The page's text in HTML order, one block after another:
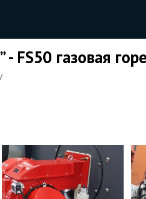
- FS50 газовая
/